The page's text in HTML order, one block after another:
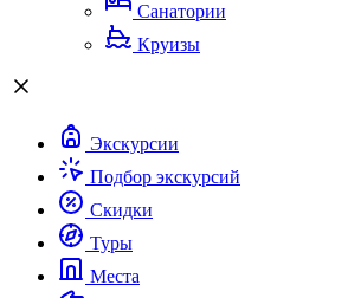
Санатории
Круизы
Экскурсии
Подбор экскурсий
Скидки
Туры
Места